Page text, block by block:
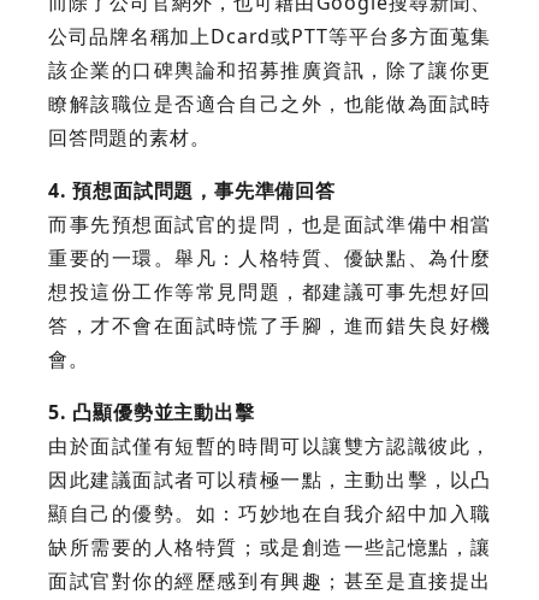
公司品牌名稱加上Dcard或PTT等平台多方面蒐集
該企業的口碑輿論和招募推廣資訊，除了讓你更
瞭解該職位是否適合自己之外，也能做為面試時
回答問題的素材。
4. 預想面試問題，事先準備回答
而事先預想面試官的提問，也是面試準備中相當
重要的一環。舉凡：人格特質、優缺點、為什麼
想投這份工作等常見問題，都建議可事先想好回
答，才不會在面試時慌了手腳，進而錯失良好機
會。
5. 凸顯優勢並主動出擊
由於面試僅有短暫的時間可以讓雙方認識彼此，
因此建議面試者可以積極一點，主動出擊，以凸
顯自己的優勢。如：巧妙地在自我介紹中加入職
缺所需要的人格特質；或是創造一些記憶點，讓
面試官對你的經歷感到有興趣；甚至是直接提出